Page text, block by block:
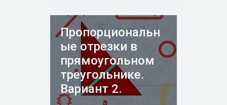
Пропорциональн
ые отрезки в
прямоугольном
треугольнике.
Вариант 2.